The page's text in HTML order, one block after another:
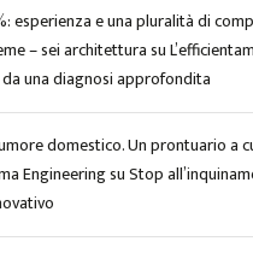
esperienza e una pluralità di
– sei architetturasu
una diagnosi approfondita
domestico. Un prontuario a
EngineeringsuStop